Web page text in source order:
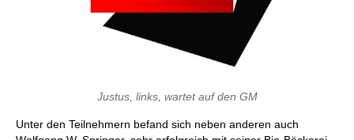
Justus, links, wartet auf den GM
Unter den Teilnehmern befand sich neben anderen auch